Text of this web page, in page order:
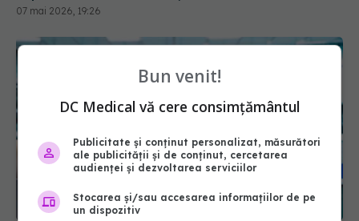
07 mai 2026, 19:26
Bun venit!
DC Medical vă cere consimțământul
Publicitate și conținut personalizat, măsurători
ale publicității și de conținut, cercetarea
audienței și dezvoltarea serviciilor
Stocarea și/sau accesarea informațiilor de pe
un dispozitiv